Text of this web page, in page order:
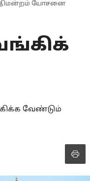
யோசனை
வேண்டும்